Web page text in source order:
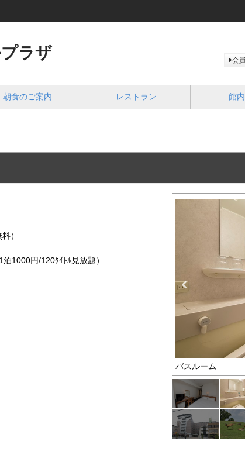
ラザ 会
朝食のご案内 レストラン 館
）
1000円/120ﾀｲﾄﾙ見放題）
バスルーム